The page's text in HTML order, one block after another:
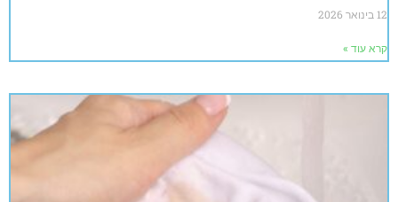
12 בינואר 2026
קרא עוד »